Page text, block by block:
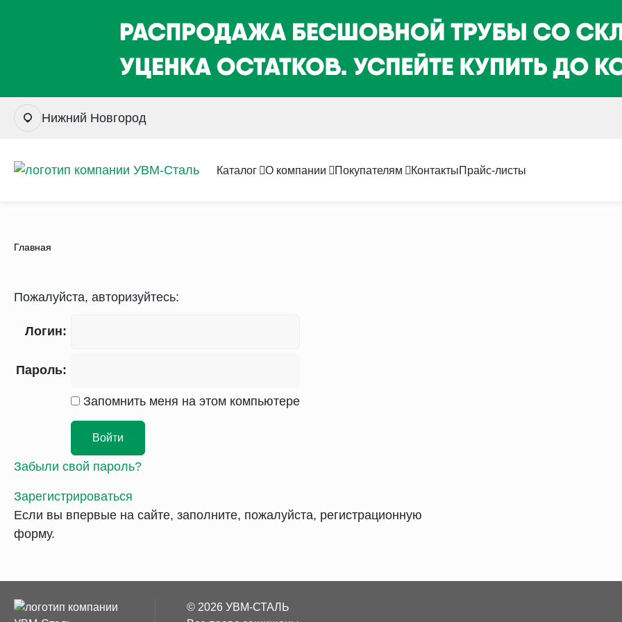
Нижний Новгород
Каталог О компании Покупателям КонтактыПрайс-листы
Главная
Пожалуйста, авторизуйтесь:
Логин:
Пароль:
Запомнить меня на этом компьютере
Забыли свой пароль?
Зарегистрироваться
Если вы впервые на сайте, заполните, пожалуйста, регистрационную
форму.
© 2026 УВМ-СТАЛЬ